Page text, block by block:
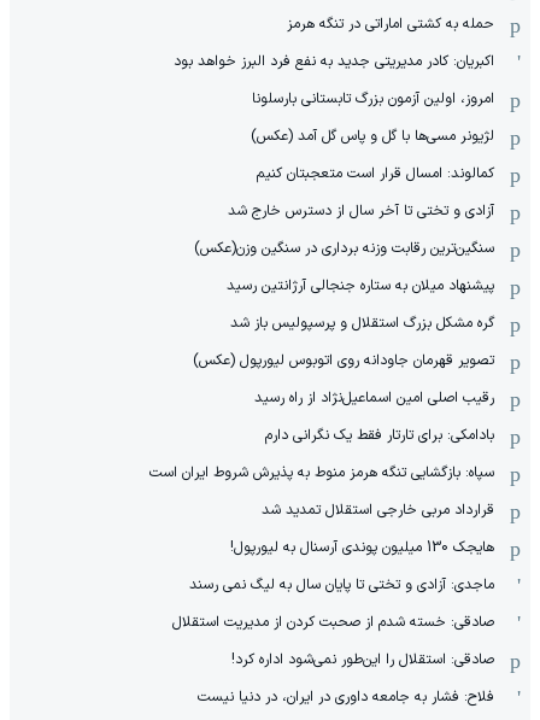
حمله به کشتی اماراتی در تنگه هرمز
اکبریان: کادر مدیریتی جدید به نفع فرد البرز خواهد بود
امروز، اولین آزمون بزرگ تابستانی بارسلونا
لژیونر مسی‌ها با گل و پاس گل آمد (عکس)
کمالوند: امسال قرار است متعجبتان کنیم
آزادی و تختی تا آخر سال از دسترس خارج شد
سنگین‌ترین رقابت وزنه برداری در سنگین وزن(عکس)
پیشنهاد میلان به ستاره جنجالی آرژانتین رسید
گره مشکل بزرگ استقلال و پرسپولیس باز شد
تصویر قهرمان جاودانه روی اتوبوس لیورپول (عکس)
رقیب اصلی امین اسماعیل‌نژاد از راه رسید
بادامکی: برای تارتار فقط یک نگرانی دارم
سپاه: بازگشایی تنگه هرمز منوط به پذیرش شروط ایران است
قرارداد مربی خارجی استقلال تمدید شد
هایجک 130 میلیون پوندی آرسنال به لیورپول!
ماجدی: آزادی و تختی تا پایان سال به لیگ نمی رسند
صادقی: خسته شدم از صحبت کردن از مدیریت استقلال
صادقی: استقلال را این‌طور نمی‌شود اداره کرد!
فلاح: فشار به جامعه داوری در ایران، در دنیا نیست